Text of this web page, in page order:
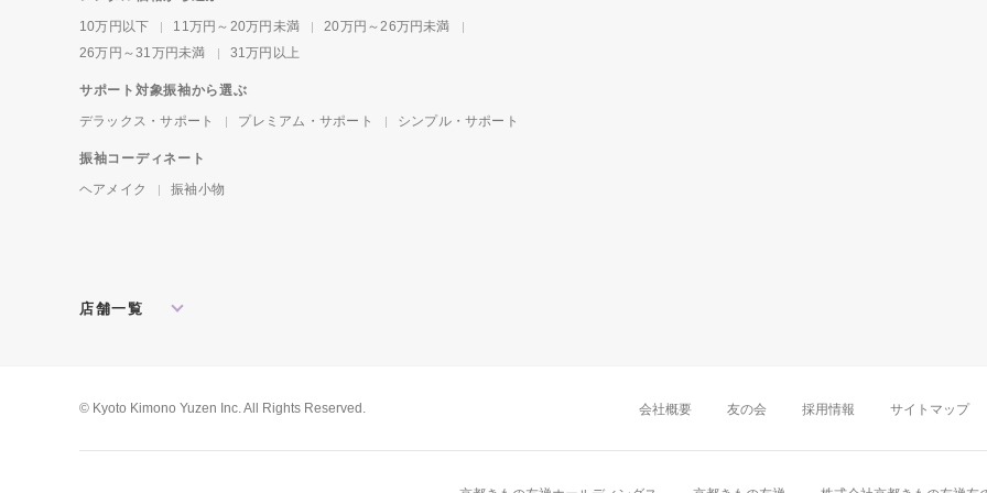
10万円以下
11万円～20万円未満
20万円～26万円未満
26万円～31万円未満
31万円以上
サポート対象振袖から選ぶ
デラックス・サポート
プレミアム・サポート シンプル・サポート
振袖コーディネート
ヘアメイク
振袖小物
店舗一覧
松戸店
東京本館 新宿店
八王子店
近畿
大阪難波店 京
岡山店 広島店
© Kyoto Kimono Yuzen Inc. All Rights Reserved. 会社概要 友の会 採用情報 サイトマップ